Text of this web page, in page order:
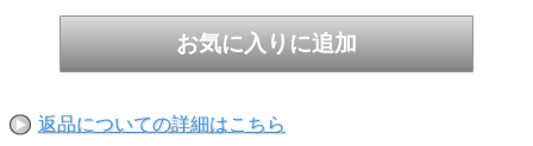
返品についての詳細はこちら